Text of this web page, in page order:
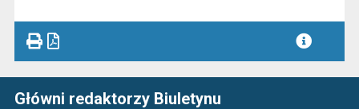
Główni redaktorzy Biuletynu